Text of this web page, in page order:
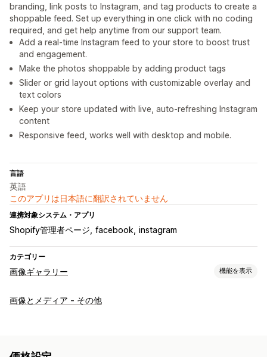
branding, link posts to Instagram, and tag products to create a
shoppable feed. Set up everything in one click with no coding
required, and get help anytime from our support team.
Add a real-time Instagram feed to your store to boost trust
and engagement.
Make the photos shoppable by adding product tags
Slider or grid layout options with customizable overlay and
text colors
Keep your store updated with live, auto-refreshing Instagram
content
Responsive feed, works well with desktop and mobile.
言語
英語
このアプリは日本語に翻訳されていません
連携対象システム・アプリ
Shopify管理者ページ facebook instagram
カテゴリー
画像ギャラリー 機能を表示
ギャラリータイプ
購入可能なタグ
画像とメディア - その他